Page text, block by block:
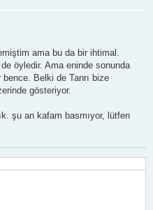
ama bu da bir ihtimal.
öyledir. Ama eninde sonunda
Belki de Tanrı bize
gösteriyor.
şu an kafam basmıyor, lütfen